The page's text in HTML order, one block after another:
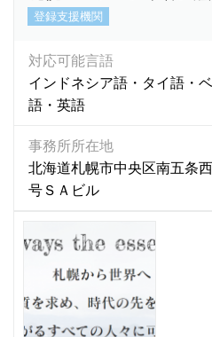
登録支援機関
対応可能言語
インドネシア語・タイ語・
語・英語
事務所所在地
北海道札幌市中央区南五条
号ＳＡビル